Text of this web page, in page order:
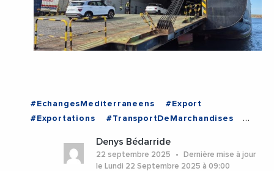
#EchangesMediterraneens
#Export
#Exportations
#TransportDeMarchandises
#BouchesDuRhone
#Marseille
#ProvenceAlpesCoteDAzur
Denys Bédarride
22 septembre 2025
Dernière mise à jour
le Lundi 22 Septembre 2025 à 09:00